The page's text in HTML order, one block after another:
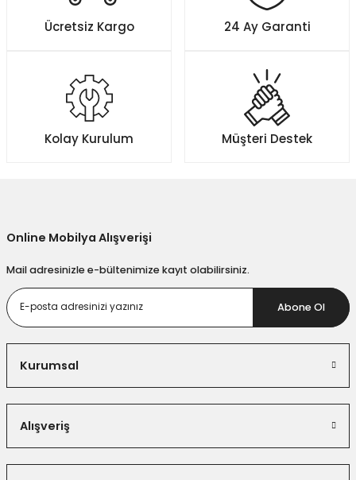
Ürün resmi kalitesiz, bozuk veya görüntülenemiyor.
Ürün açıklamasında eksik bilgiler bulunuyor.
Ürün fiyatı diğer sitelerden daha pahalı.
Bu ürüne benzer farklı alternatifler olmalı.
Ücretsiz Kargo 24 Ay Garanti
Kolay Kurulum Müşteri Destek
Online Mobilya Alışverişi
Mail adresinizle e-bültenimize kayıt olabilirsiniz.
Abone Ol
Kurumsal
Alışveriş